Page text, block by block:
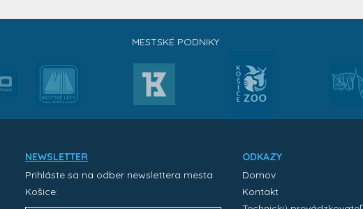
MESTSKÉ PODNIKY
NEWSLETTER
Prihláste sa na odber newslettera mesta
Košice:
ODKAZY
Domov
Kontakt